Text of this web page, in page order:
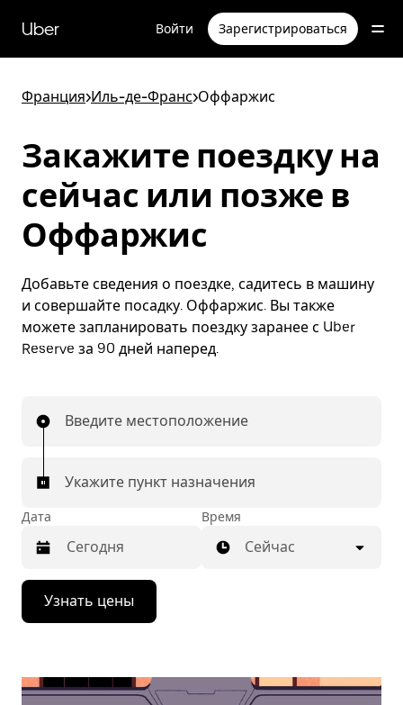
перейти
к
Uber Войти Зарегистрироваться
Франция>Иль-де-Франс>Оффаржис
Закажите поездку на
сейчас или позже в
Оффаржис
Добавьте сведения о поездке, садитесь в машину
и совершайте посадку. Оффаржис. Вы также
можете запланировать поездку заранее с Uber
Reserve за 90 дней наперед.
Введите местоположение
Укажите пункт назначения
Дата
Нажмите
стрелку
вниз,
календарю
Время
Сейчас
Узнать цены